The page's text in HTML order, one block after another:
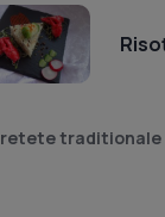
retete traditionale